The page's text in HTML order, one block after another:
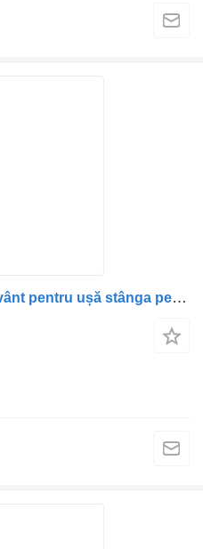
Rivestimento Deflector de vânt pentru ușă stânga per camion DAF – Set 2 Bucăți